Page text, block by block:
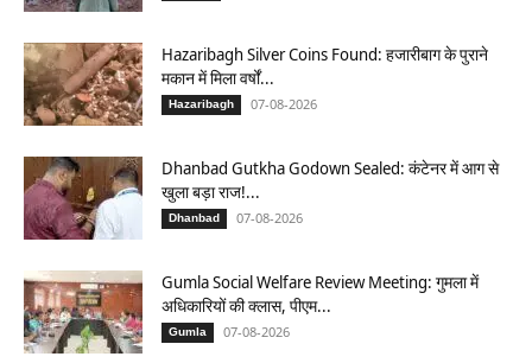
Hazaribagh Silver Coins Found: हजारीबाग के पुराने
मकान में मिला वर्षों...
Hazaribagh 07-08-2026
Dhanbad Gutkha Godown Sealed: कंटेनर में आग से
खुला बड़ा राज!...
Dhanbad 07-08-2026
Gumla Social Welfare Review Meeting: गुमला में
अधिकारियों की क्लास, पीएम...
Gumla 07-08-2026